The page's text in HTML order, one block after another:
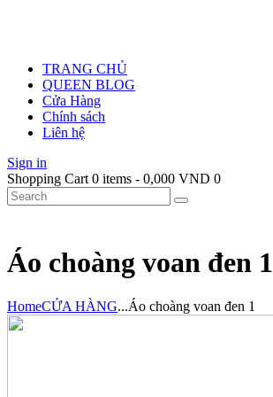
TRANG CHỦ
QUEEN BLOG
Cửa Hàng
Chính sách
Liên hệ
Sign in
Shopping Cart 0 items - 0,000 VND 0
Áo choàng voan đen 1
HomeCỬA HÀNG...Áo choàng voan đen 1